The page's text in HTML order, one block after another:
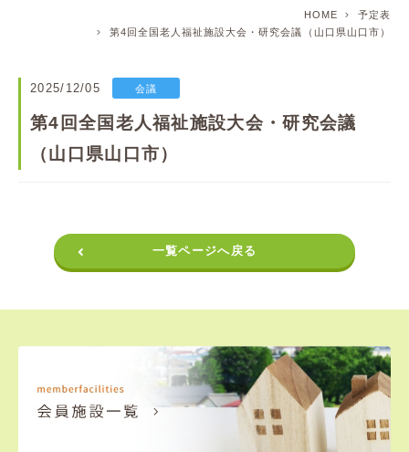
HOME
予定表
第4回全国老人福祉施設大会・研究会議（山口県山口市）
2025/12/05 会議
第4回全国老人福祉施設大会・研究会議
（山口県山口市）
一覧ページへ戻る